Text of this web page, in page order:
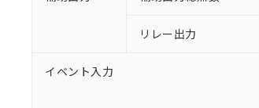
リレー出力
イベント入力